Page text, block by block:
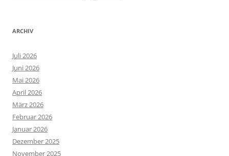
ARCHIV
Juli 2026
Juni 2026
Mai 2026
April 2026
März 2026
Februar 2026
Januar 2026
Dezember 2025
November 2025